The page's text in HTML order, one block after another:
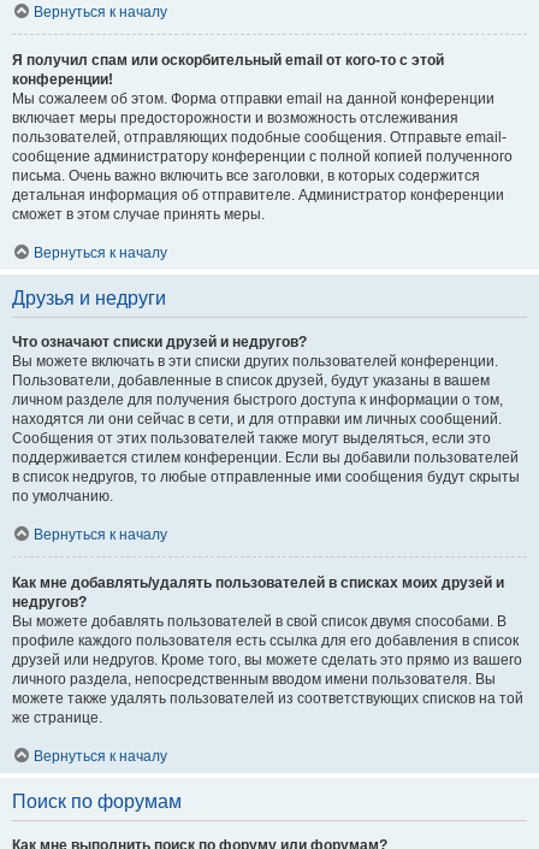
Вернуться к началу
Я получил спам или оскорбительный email от кого-то с этой
конференции!
Мы сожалеем об этом. Форма отправки email на данной конференции
включает меры предосторожности и возможность отслеживания
пользователей, отправляющих подобные сообщения. Отправьте email-
сообщение администратору конференции с полной копией полученного
письма. Очень важно включить все заголовки, в которых содержится
детальная информация об отправителе. Администратор конференции
сможет в этом случае принять меры.
Вернуться к началу
Друзья и недруги
Что означают списки друзей и недругов?
Вы можете включать в эти списки других пользователей конференции.
Пользователи, добавленные в список друзей, будут указаны в вашем
личном разделе для получения быстрого доступа к информации о том,
находятся ли они сейчас в сети, и для отправки им личных сообщений.
Сообщения от этих пользователей также могут выделяться, если это
поддерживается стилем конференции. Если вы добавили пользователей
в список недругов, то любые отправленные ими сообщения будут скрыты
по умолчанию.
Вернуться к началу
Как мне добавлять/удалять пользователей в списках моих друзей и
недругов?
Вы можете добавлять пользователей в свой список двумя способами. В
профиле каждого пользователя есть ссылка для его добавления в список
друзей или недругов. Кроме того, вы можете сделать это прямо из вашего
личного раздела, непосредственным вводом имени пользователя. Вы
можете также удалять пользователей из соответствующих списков на той
же странице.
Вернуться к началу
Поиск по форумам
Как мне выполнить поиск по форуму или форумам?